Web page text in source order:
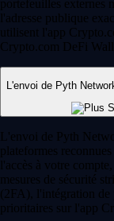
portefeuilles externes
l'adresse publique
utilisent l'app
Crypto.com DeFi
L'envoi de Pyth
L'envoi de Pyth
plateformes
l'accès à votre
mesures de sécurité
(2FA), l'intégration de
prioritaires sur l'app